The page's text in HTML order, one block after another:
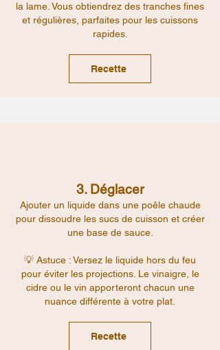
la lame. Vous obtiendrez des tranches fines
et régulières, parfaites pour les cuissons
rapides.
Recette
3. Déglacer
Ajouter un liquide dans une poêle chaude
pour dissoudre les sucs de cuisson et créer
une base de sauce.
💡 Astuce : Versez le liquide hors du feu
pour éviter les projections. Le vinaigre, le
cidre ou le vin apporteront chacun une
nuance différente à votre plat.
Recette